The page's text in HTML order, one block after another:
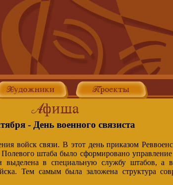
- День военного связиста
войск связи. В этот день приказом
штаба было сформировано управление
выделена в специальную службу штабов, а
Тем самым была заложена структура